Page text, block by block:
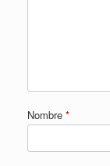
Nombre *